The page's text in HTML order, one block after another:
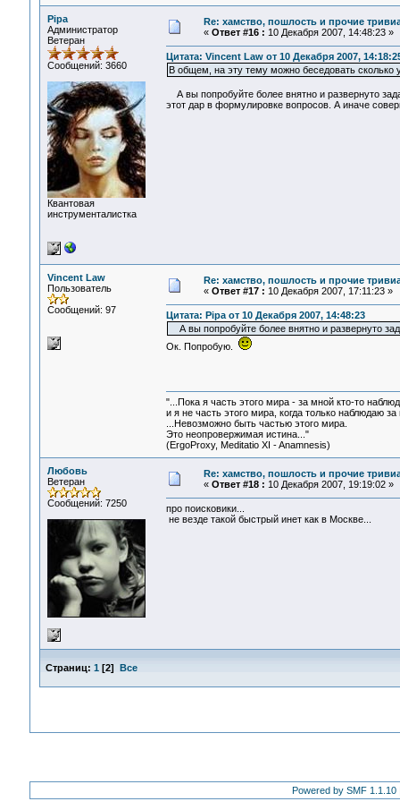
Pipa
Администратор
Ветеран
Сообщений: 3660
Квантовая
инструменталистка
Re: хамство, пошлость и прочие
« Ответ #16 : 10 Декабря 2007, 14:48:23 »
Цитата: Vincent Law от 10 Декабря 2007,
В общем, на эту тему можно беседовать сколько
А вы попробуйте более внятно и развернуто
этот дар в формулировке вопросов. А иначе
Vincent Law
Пользователь
Сообщений: 97
Re: хамство, пошлость и прочие
« Ответ #17 : 10 Декабря 2007, 17:11:23 »
Цитата: Pipa от 10 Декабря 2007, 14:48:23
А вы попробуйте более внятно и развернуто
Ок. Попробую.
"...Пока я часть этого мира - за мной кто-то
и я не часть этого мира, когда только наблюдаю
...Невозможно быть частью этого мира.
Это неопровержимая истина..."
(ErgoProxy, Meditatio XI - Anamnesis)
Любовь
Ветеран
Сообщений: 7250
Re: хамство, пошлость и прочие
« Ответ #18 : 10 Декабря 2007, 19:19:02 »
про поисковики...
не везде такой быстрый инет как в Москве...
Страниц: 1 [2] Все
Powered by SMF 1.1.10